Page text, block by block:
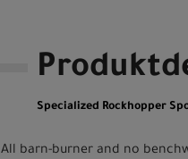
Specialized Rockhopper
All barn-burner and no